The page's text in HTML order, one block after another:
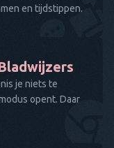
en tijdstippen.
je niets te
opent. Daar